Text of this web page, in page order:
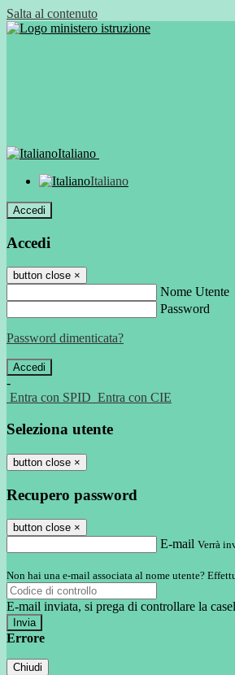
Salta al contenuto
Italiano
Italiano
Accedi
Accedi
button close ×
Nome Utente
Password
Password dimenticata?
-
Entra con SPID Entra con CIE
Seleziona utente
button close ×
Recupero password
button close ×
E-mail Verrà
Non hai una e-mail associata al nome utente?
E-mail inviata, si prega di controllare la
Errore
Chiudi